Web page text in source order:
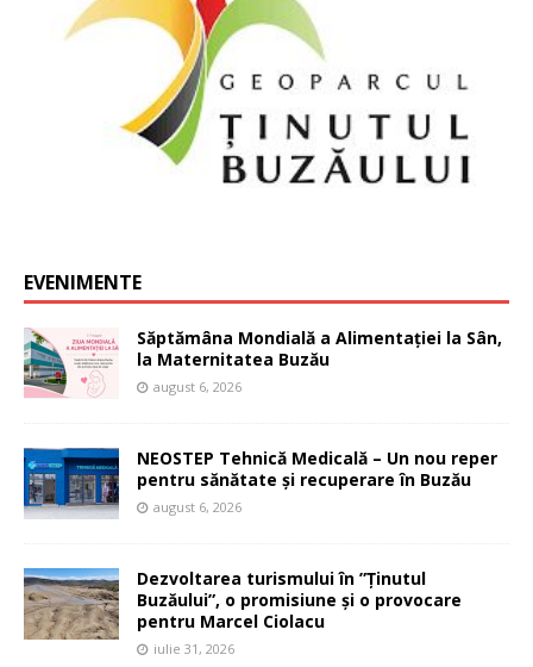
EVENIMENTE
Săptămâna Mondială a Alimentației la Sân,
la Maternitatea Buzău
august 6, 2026
NEOSTEP Tehnică Medicală – Un nou reper
pentru sănătate și recuperare în Buzău
august 6, 2026
Dezvoltarea turismului în ”Ținutul
Buzăului”, o promisiune și o provocare
pentru Marcel Ciolacu
iulie 31, 2026